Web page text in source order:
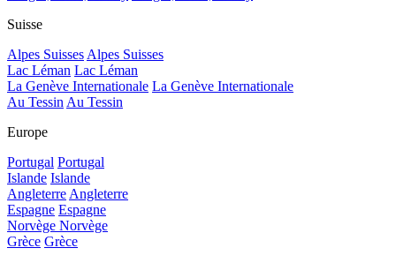
Suisse
Alpes SuissesAlpes Suisses
Lac Léman Lac Léman
La Genève Internationale La Genève Internationale
Au TessinAu Tessin
Europe
Portugal Portugal
Islande Islande
AngleterreAngleterre
Espagne Espagne
Norvège Norvège
Grèce Grèce